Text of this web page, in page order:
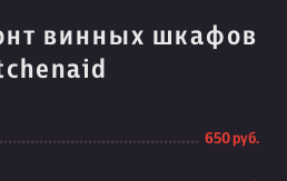
винных шкафов
650 руб.